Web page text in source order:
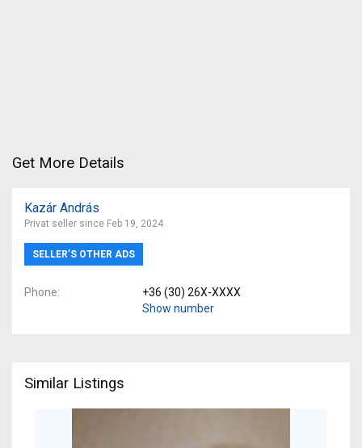
Get More Details
Kazár András
Privat seller since Feb 19, 2024
SELLER’S OTHER ADS
Phone
+36 (30) 26X-XXXX
Show number
Similar Listings